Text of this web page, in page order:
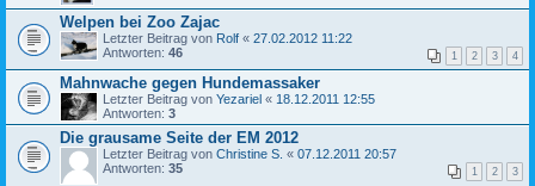
Welpen bei Zoo Zajac
Letzter Beitrag von Rolf « 27.02.2012 11:22
Antworten: 46 1 2 3 4
Mahnwache gegen Hundemassaker
Letzter Beitrag von Yezariel « 18.12.2011 12:55
Antworten: 3
Die grausame Seite der EM 2012
Letzter Beitrag von Christine S. « 07.12.2011 20:57
Antworten: 35 1 2 3